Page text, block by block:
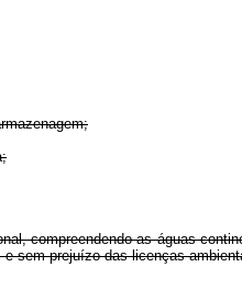
compreendendo as águas
sem prejuízo das licenças